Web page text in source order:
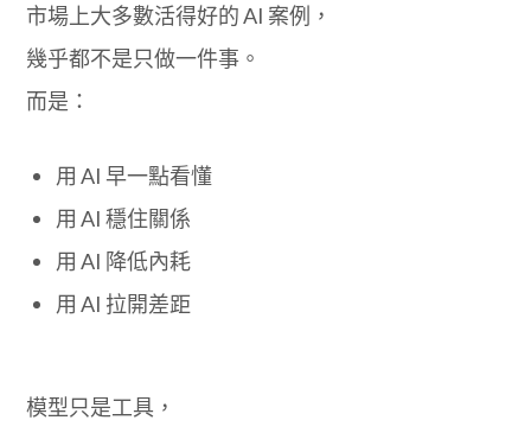
市場上大多數活得好的 AI 案例，
幾乎都不是只做一件事。
而是：
用 AI 早一點看懂
用 AI 穩住關係
用 AI 降低內耗
用 AI 拉開差距
模型只是工具，